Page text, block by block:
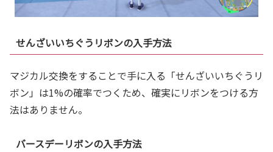
せんざいいちぐうリボンの入手方法
マジカル交換をすることで手に入る「せんざいいちぐうリ
ボン」は1%の確率でつくため、確実にリボンをつける方
法はありません。
バースデーリボンの入手方法